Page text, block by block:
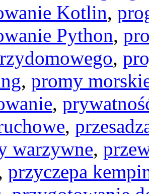
Kotlin,
Python,
,
, promy
,
,
warzywne,
przyczepa